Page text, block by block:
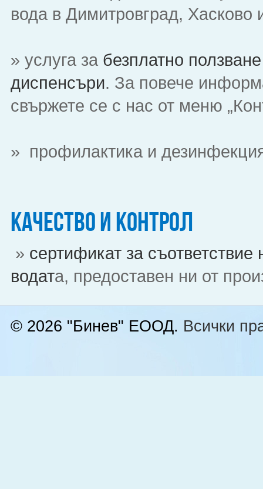
вода в Димитровград, Хасково
» услуга забезплатно
диспенсъри. За повече
свържете се с нас от меню
» профилактика и
Качество и контрол
» сертификат за съответствие
водата, предоставен ни от
© 2026 "Бинев" ЕООД. Всички